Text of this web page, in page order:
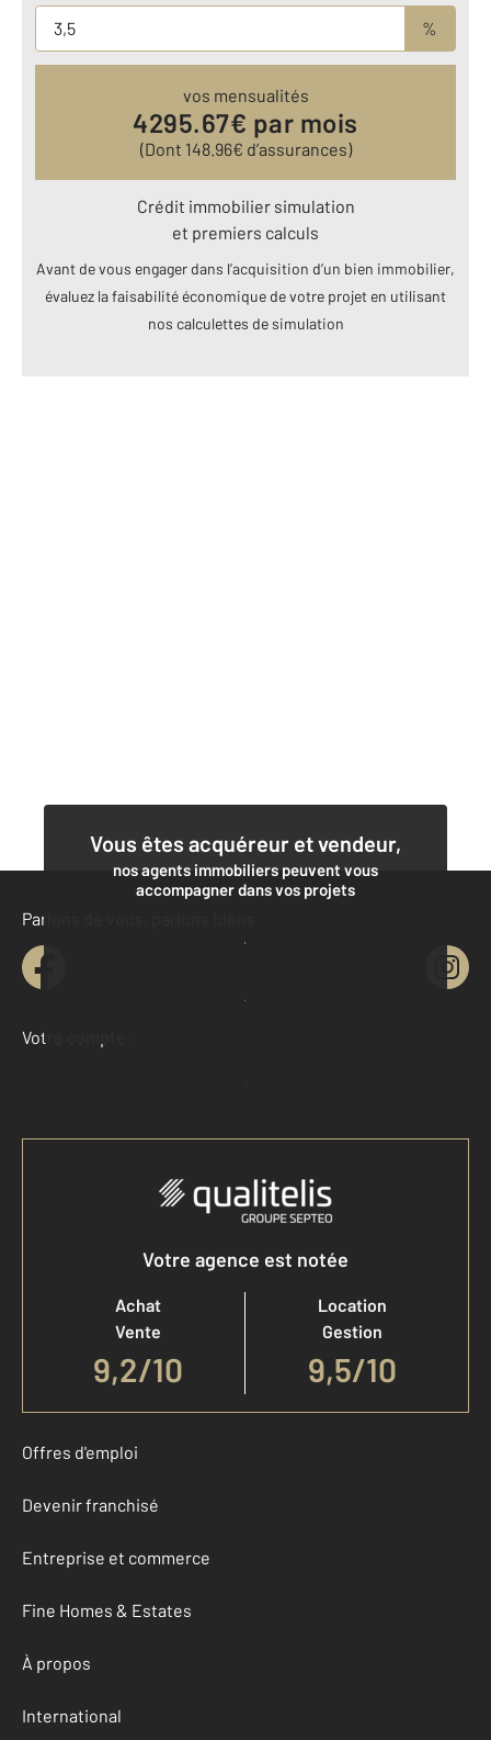
%
vos mensualités
4295.67€ par mois
(Dont 148.96€ d’assurances)
Crédit immobilier simulation
et premiers calculs
Avant de vous engager dans l’acquisition d’un bien immobilier,
évaluez la faisabilité économique de votre projet en utilisant
nos calculettes de simulation
Vous êtes acquéreur et vendeur,
nos agents immobiliers peuvent vous
accompagner dans vos projets
Contacter l'agence
Demander une estimation
Parlons de vous, parlons biens
Votre compte :
Accéder à mon compte
Votre agence est notée
Achat
Vente
9,2/10
Location
Gestion
9,5/10
Offres d'emploi
Devenir franchisé
Entreprise et commerce
Fine Homes & Estates
À propos
International